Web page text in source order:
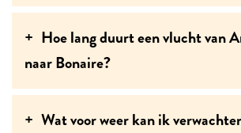
Hoe lang duurt een vlucht van
naar Bonaire?
Wat voor weer kan ik